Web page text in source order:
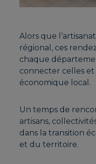
Alors que
régional, ces
chaque
connecter celles
économique local.
Un temps de
artisans,
dans la transition
et du territoire.